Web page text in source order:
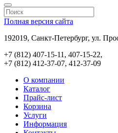
Полная версия сайта
192019, Санкт-Петербург, ул.
+7 (812) 407-15-11, 407-15-22,
+7 (812) 412-37-07, 412-37-09
О компании
Каталог
Прайс-лист
Корзина
Услуги
Информация